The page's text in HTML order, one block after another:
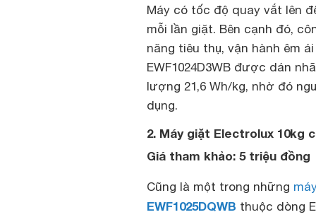
Máy có tốc độ quay vắt lên
mỗi lần giặt. Bên cạnh đó,
năng tiêu thụ, vận hành êm
EWF1024D3WB được dán
lượng 21,6 Wh/kg, nhờ đó
dụng.
2. Máy giặt Electrolux 10kg
Giá tham khảo: 5 triệu đồng
Cũng là một trong những
EWF1025DQWB thuộc dòng